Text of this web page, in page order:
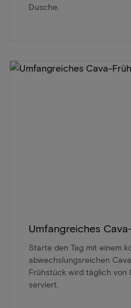
Dusche.
Umfangreiches
Starte den Tag mit einem
abwechslungsreichen
Frühstück wird täglich von
serviert.